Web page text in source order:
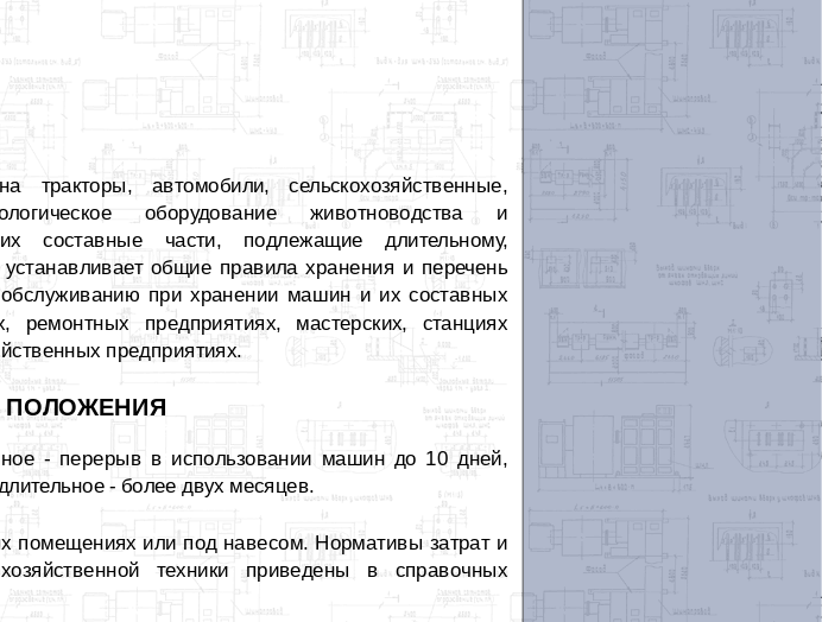
тракторы, автомобили, сельскохозяйственные,
оборудование животноводства и
части, подлежащие длительному,
общие правила хранения и перечень
обслуживанию при хранении машин и их составных
ремонтных предприятиях, мастерских, станциях
предприятиях.
ПОЛОЖЕНИЯ
- перерыв в использовании машин до 10 дней,
- более двух месяцев.
помещениях или под навесом. Нормативы затрат и
техники приведены в справочных